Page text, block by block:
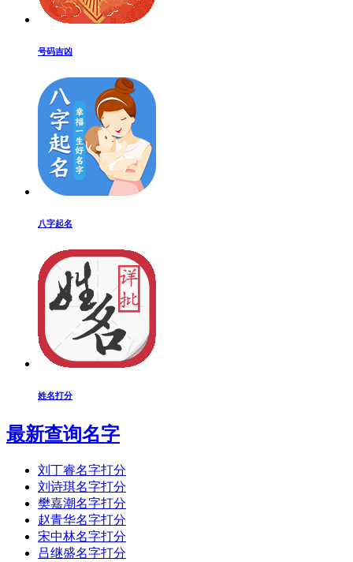
号码吉凶
八字起名
姓名打分
最新查询名字
刘丁睿名字打分
刘诗琪名字打分
樊嘉潮名字打分
赵青华名字打分
宋中林名字打分
吕继盛名字打分